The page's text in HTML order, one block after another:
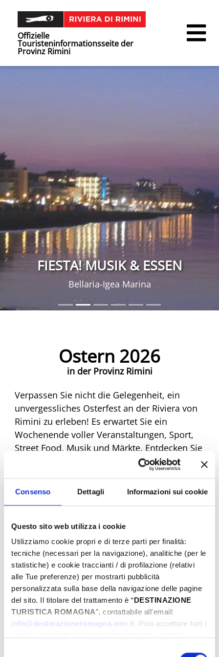
Consenso Dettagli Informazioni sui cookie
Questo sito web utilizza i cookie
Utilizziamo cookie propri e di terze parti per finalità:
tecniche (necessari per la navigazione), analitiche (per le
statistiche) e cookie traccianti / di profilazione (relativi
alle Tue preferenze) per mostrarti pubblicità
personalizzata sulla base della navigazione delle pagine
del sito. Il titolare del trattamento è “DESTINAZIONE
TURISTICA ROMAGNA”, contattabile all'email:
info@destinazioneromagna.emr.it. Puoi accettare tutti i
Offizielle
Touristeninformationsseite der
Provinz Rimini
FIESTA! MUSIK & ESSEN
Bellaria-Igea Marina
Ostern 2026
in der Provinz Rimini
Verpassen Sie nicht die Gelegenheit, ein
unvergessliches Osterfest an der Riviera von
Rimini zu erleben! Es erwartet Sie ein
Wochenende voller Veranstaltungen, Sport,
Street Food, Musik und Märkte. Entdecken Sie
alle Angebote und machen Sie sich bereit,
einzigartige Emotionen zu erleben. Buchen
Sie jetzt Ihr Traum-Ostern!
Von
Bis